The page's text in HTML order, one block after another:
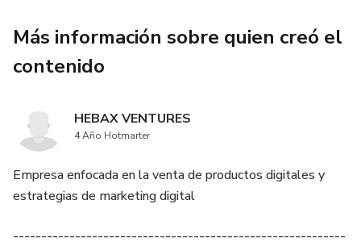
Más información sobre quien creó el
contenido
HEBAX VENTURES
4 Año Hotmarter
Empresa enfocada en la venta de productos digitales y
estrategias de marketing digital
-----------------------------------------------------------